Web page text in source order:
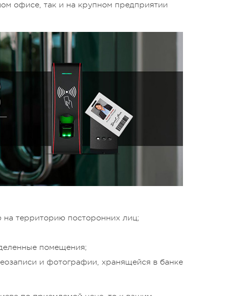
офисе, так и на крупном предприятии
на территорию посторонних лиц;
помещения;
и фотографии, хранящейся в банке